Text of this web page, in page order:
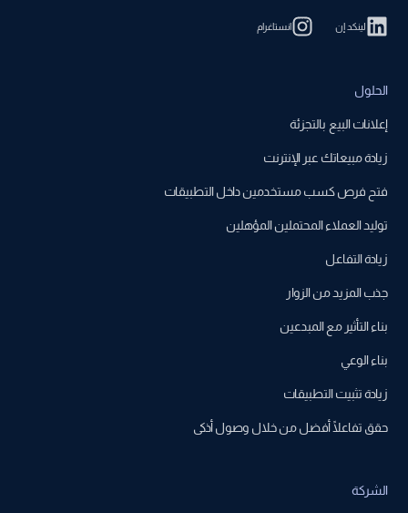
لينكد إن انستاغرام
الحلول
إعلانات البيع بالتجزئة
زيادة مبيعاتك عبر الإنترنت
فتح فرص كسب مستخدمين داخل التطبيقات
توليد العملاء المحتملين المؤهلين
زيادة التفاعل
جذب المزيد من الزوار
بناء التأثير مع المبدعين
بناء الوعي
زيادة تثبيت التطبيقات
حقق تفاعلًا أفضل من خلال وصول أذكى
الشركة